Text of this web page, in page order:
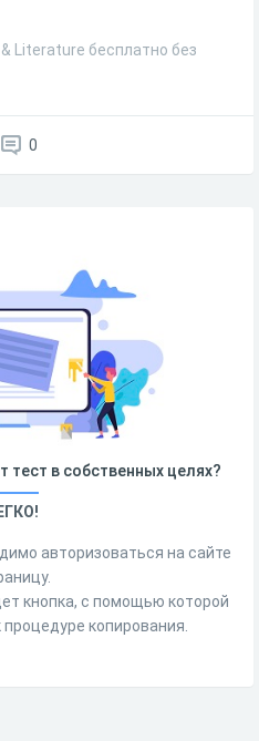
Literature бесплатно без
0
тест в собственных целях?
авторизоваться на сайте
кнопка, с помощью которой
копирования.